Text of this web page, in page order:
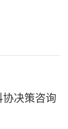
决策咨询